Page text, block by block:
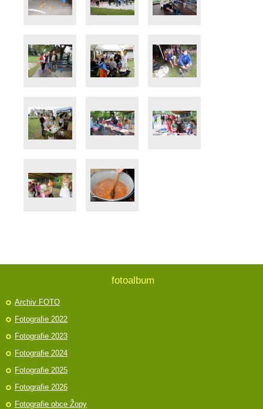
fotoalbum
Archiv FOTO
Fotografie 2022
Fotografie 2023
Fotografie 2024
Fotografie 2025
Fotografie 2026
Fotografie obce Žopy